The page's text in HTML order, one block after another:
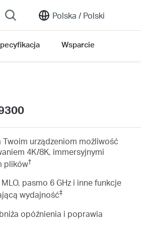
Polska / Polski
Wsparcie
Twoim urządzeniom możliwość
4K/8K, immersyjnymi
plików†
pasmo 6 GHz i inne funkcje
wydajność‡
opóźnienia i poprawia